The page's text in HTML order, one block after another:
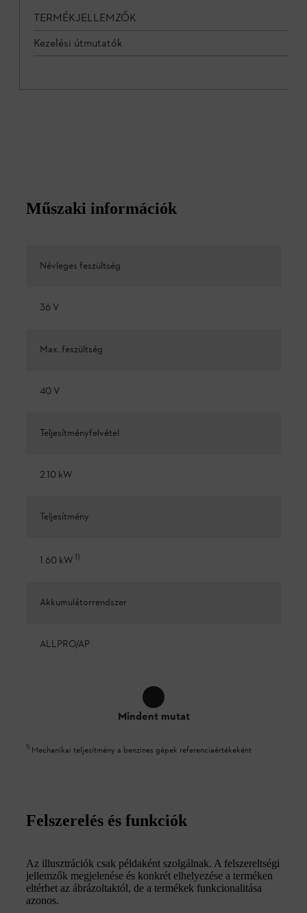
TERMÉKJELLEMZŐK
Kezelési útmutatók
Műszaki információk
Névleges feszültség
36 V
Max. feszültség
40 V
Teljesítményfelvétel
2.10 kW
Teljesítmény
1.60 kW1)
Akkumulátorrendszer
ALLPRO/AP
Mindent mutat
1) Mechanikai teljesítmény a benzines gépek referenciaértékeként
Felszerelés és funkciók
Az illusztrációk csak példaként szolgálnak. A felszereltségi
jellemzők megjelenése és konkrét elhelyezése a terméken
eltérhet az ábrázoltaktól, de a termékek funkcionalitása
azonos.